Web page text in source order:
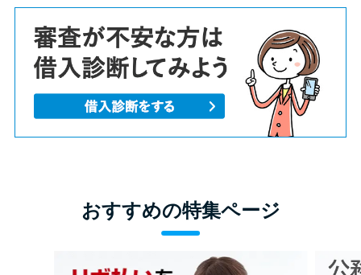
おすすめの特集ページ